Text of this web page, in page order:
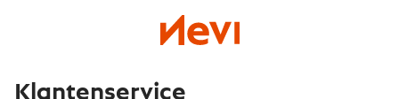
Klantenservice